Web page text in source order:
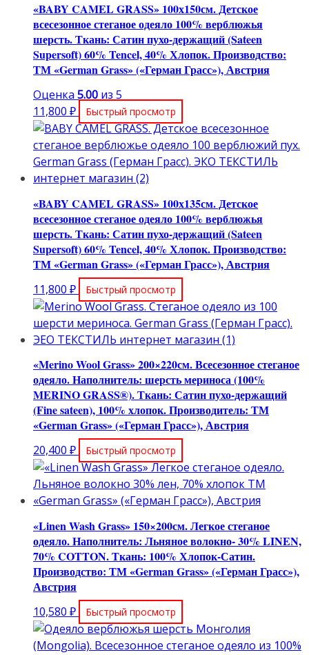
«BABY CAMEL GRASS» 100х150см. Детское
всесезонное стеганое одеяло 100% верблюжья
шерсть. Ткань: Сатин пухо-держащий (Sateen
Supersoft) 60% Tencel, 40% Хлопок. Производство:
ТМ «German Grass» («Герман Грасс»), Австрия
Оценка 5.00 из 5
11,800 ₽ Быстрый просмотр
«BABY CAMEL GRASS» 100х135см. Детское
всесезонное стеганое одеяло 100% верблюжья
шерсть. Ткань: Сатин пухо-держащий (Sateen
Supersoft) 60% Tencel, 40% Хлопок. Производство:
ТМ «German Grass» («Герман Грасс»), Австрия
11,800 ₽ Быстрый просмотр
«Merino Wool Grass» 200×220см. Всесезонное стеганое
одеяло. Наполнитель: шерсть мериноса (100%
MERINO GRASS®). Ткань: Сатин пухо-держащий
(Fine sateen), 100% хлопок. Производитель: ТМ
«German Grass» («Герман Грасс»), Австрия
20,400 ₽ Быстрый просмотр
«Linen Wash Grass» 150×200см. Легкое стеганое
одеяло. Наполнитель: Льняное волокно- 30% LINEN,
70% COTTON. Ткань: 100% Хлопок-Сатин.
Производство: ТМ «German Grass» («Герман Грасс»),
Австрия
10,580 ₽ Быстрый просмотр